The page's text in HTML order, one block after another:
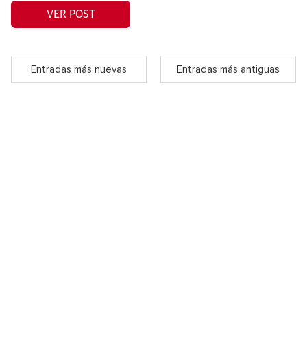
VER POST
Entradas más nuevas Entradas más antiguas